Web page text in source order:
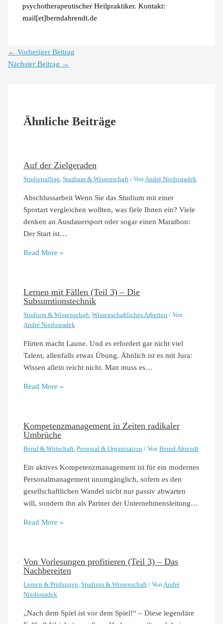
psychotherapeutischer Heilpraktiker. Kontakt:
mail[et]berndahrendt.de
← Vorheriger Beitrag
Nächster Beitrag →
Ähnliche Beiträge
Auf der Zielgeraden
Studienalltag,Studium & Wissenschaft / VonAndré Niedostadek
Abschlussarbeit Wenn Sie das Studium mit einer
Sportart vergleichen wollten, was fiele Ihnen ein? Viele
denken an Ausdauersport oder sogar einen Marathon:
Der Start ist…
Read More »
Lernen mit Fällen (Teil 3) – Die
Subsumtionstechnik
Studium & Wissenschaft,Wissenschaftliches Arbeiten / Von
André Niedostadek
Flirten macht Laune. Und es erfordert gar nicht viel
Talent, allenfalls etwas Übung. Ähnlich ist es mit Jura:
Wissen allein reicht nicht. Man muss es…
Read More »
Kompetenzmanagement in Zeiten radikaler
Umbrüche
Beruf & Wirtschaft,Personal & Organisation / VonBernd Ahrendt
Ein aktives Kompetenzmanagement ist für ein modernes
Personalmanagement unumgänglich, sofern es den
gesellschaftlichen Wandel nicht nur passiv abwarten
will, sondern ihn als Partner der Unternehmensleitung…
Read More »
Von Vorlesungen profitieren (Teil 3) – Das
Nachbereiten
Lernen & Prüfungen,Studium & Wissenschaft / VonAndré
Niedostadek
„Nach dem Spiel ist vor dem Spiel!“ – Diese legendäre